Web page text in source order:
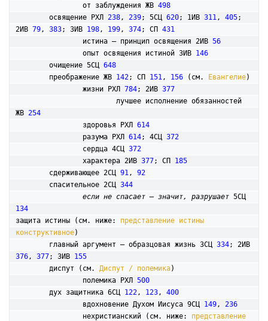
		от заблуждения ЖВ
498
	освящение РХЛ
238, 239; 5СЦ 620; 1ИВ 311, 405;
2ИВ 79, 383; 3ИВ 198, 199, 374; СП 431
		истина – принцип освящения 2ИВ
56
		опыт освящения истиной 3ИВ
146
	очищение 5СЦ
648
	преображение ЖВ
142; СП 151, 156 (см. Евангелие)
		жизни РХЛ
784; 2ИВ 377
ЖВ 254
		здоровья РХЛ
614
		разума РХЛ
614; 4СЦ 372
		сердца 4СЦ
372
		характера 2ИВ
377; СП 185
	сдерживающее 2СЦ
91, 92
	спасительное 2СЦ
344
если не спасает – значит, разрушает
134
защита истины (см. ниже: представление истины
конструктивное)
	главный аргумент – образцовая жизнь 3СЦ
334
376, 377; 3ИВ 155
	диспут (см.
Диспут / полемика)
		полемика РХЛ
500
	дух защитника 6СЦ
122, 123, 400
		вдохновение Духом Иисуса 9СЦ
149, 236
		нехристианский (см. ниже:
представление